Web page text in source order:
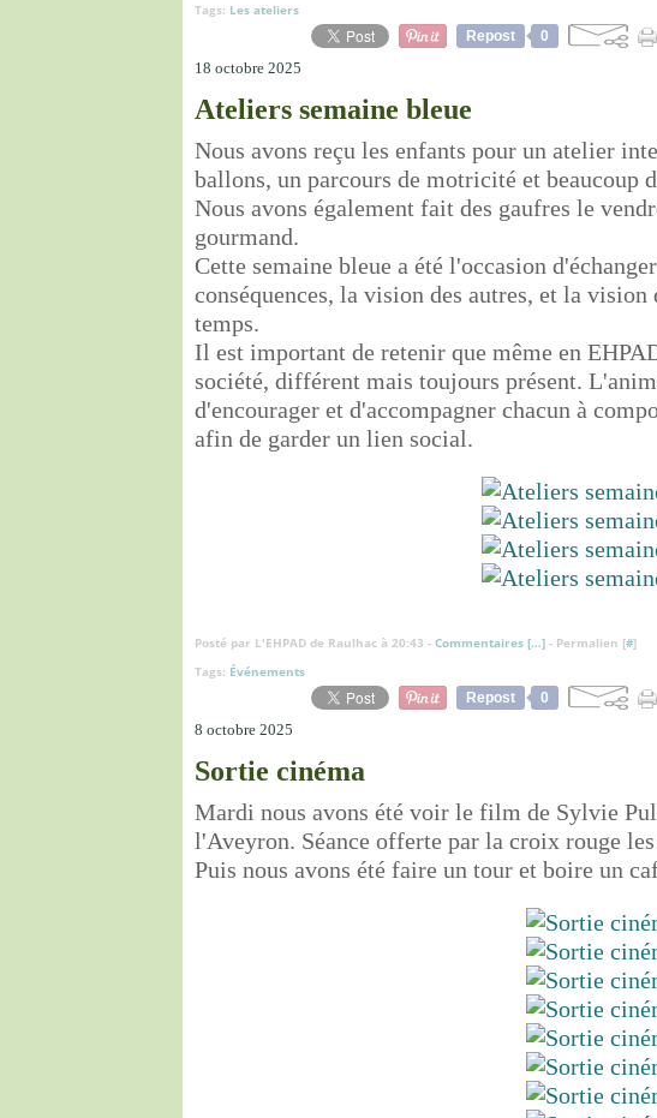
Tags: Les ateliers
Repost
0
18 octobre 2025
Ateliers semaine bleue
Nous avons reçu les enfants pour un atelier
ballons, un parcours de motricité et beaucoup
Nous avons également fait des gaufres le
gourmand.
Cette semaine bleue a été l'occasion
conséquences, la vision des autres, et la
temps.
Il est important de retenir que même en
société, différent mais toujours présent.
d'encourager et d'accompagner chacun à
afin de garder un lien social.
Posté par L'EHPAD de Raulhac à 20:43 - Commentaires […] - Permalien [#]
Tags: Événements
Repost
0
8 octobre 2025
Sortie cinéma
Mardi nous avons été voir le film de Sylvie
l'Aveyron. Séance offerte par la croix rouge
Puis nous avons été faire un tour et boire un